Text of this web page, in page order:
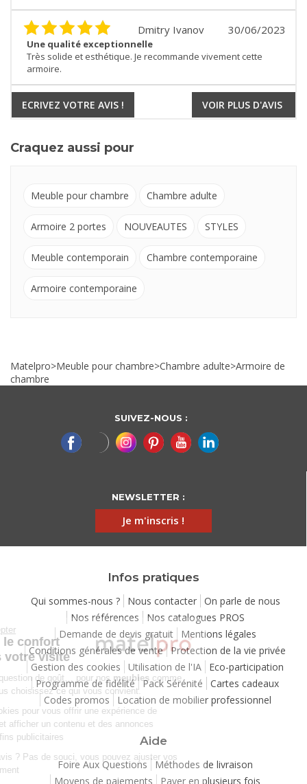
30/06/2023
Dmitry Ivanov
Une qualité exceptionnelle
Très solide et esthétique. Je recommande vivement cette
armoire.
ECRIVEZ VOTRE AVIS ! VOIR PLUS D'AVIS
Craquez aussi pour
Meuble pour chambre Chambre adulte
Armoire 2 portes NOUVEAUTES STYLES
Meuble contemporain Chambre contemporaine
Armoire contemporaine
Matelpro>Meuble pour chambre>Chambre adulte>Armoire de
chambre
SUIVEZ-NOUS :
NEWSLETTER :
Je m'inscris !
Infos pratiques
Qui sommes-nous ? Nous contacter
On parle de nous
Nos références
Nos catalogues PROS
Demande de devis gratuit
Mentions légales
Conditions générales de vente Protection de la vie privée
Gestion des cookies
Utilisation de l'IA
Eco-participation
Programme de fidélité Pack Sérénité
Cartes cadeaux
Codes promos
Location de mobilier professionnel
Aide
Foire Aux Questions
Méthodes de livraison
Moyens de paiements
Payer en plusieurs fois
Continuer sans accepter
Chez Matelpro, le confort
commence dès votre visite
Leconfort, c'est une question de goût… pour nosmeubles
comme
pour nos cookies ! Vous choisissez ce qui vous convient.
Nous utilisons des cookies pour vous offrir une expérience de
navigation moelleuse et afficher un contenu et des annonces
personnalisées à des fins publicitaires
Besoin de changer d’avis ? Pas de souci, vous pouvez ajuster vos
préférences à tout moment